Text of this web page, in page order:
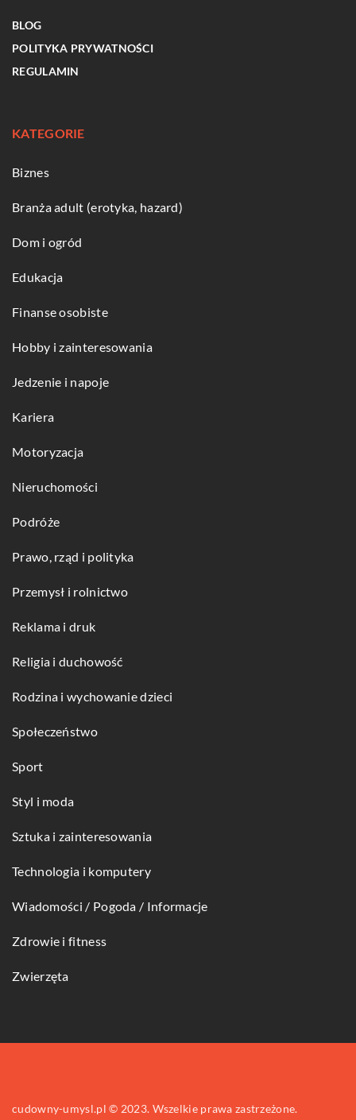
BLOG
POLITYKA PRYWATNOŚCI
REGULAMIN
KATEGORIE
Biznes
Branża adult (erotyka, hazard)
Dom i ogród
Edukacja
Finanse osobiste
Hobby i zainteresowania
Jedzenie i napoje
Kariera
Motoryzacja
Nieruchomości
Podróże
Prawo, rząd i polityka
Przemysł i rolnictwo
Reklama i druk
Religia i duchowość
Rodzina i wychowanie dzieci
Społeczeństwo
Sport
Styl i moda
Sztuka i zainteresowania
Technologia i komputery
Wiadomości / Pogoda / Informacje
Zdrowie i fitness
Zwierzęta
cudowny-umysl.pl © 2023. Wszelkie prawa zastrzeżone.